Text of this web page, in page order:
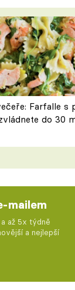
Farfalle s
do 30
mailem
až 5x týdně
a nejlepší